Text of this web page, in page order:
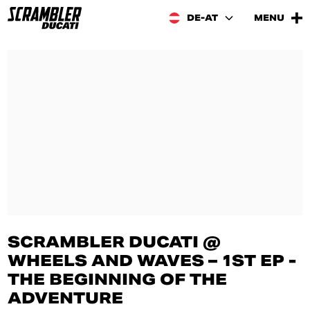
DE-AT MENU
SCRAMBLER DUCATI @
WHEELS AND WAVES – 1ST EP -
THE BEGINNING OF THE
ADVENTURE